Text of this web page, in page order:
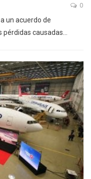
0
un acuerdo de
causadas…